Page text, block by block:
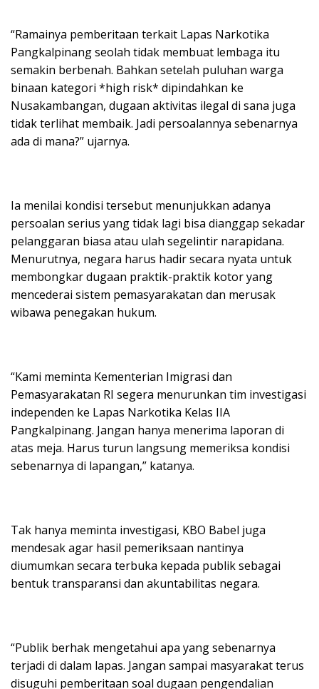
“Ramainya pemberitaan terkait Lapas Narkotika
Pangkalpinang seolah tidak membuat lembaga itu
semakin berbenah. Bahkan setelah puluhan warga
binaan kategori *high risk* dipindahkan ke
Nusakambangan, dugaan aktivitas ilegal di sana juga
tidak terlihat membaik. Jadi persoalannya sebenarnya
ada di mana?” ujarnya.
Ia menilai kondisi tersebut menunjukkan adanya
persoalan serius yang tidak lagi bisa dianggap sekadar
pelanggaran biasa atau ulah segelintir narapidana.
Menurutnya, negara harus hadir secara nyata untuk
membongkar dugaan praktik-praktik kotor yang
mencederai sistem pemasyarakatan dan merusak
wibawa penegakan hukum.
“Kami meminta Kementerian Imigrasi dan
Pemasyarakatan RI segera menurunkan tim investigasi
independen ke Lapas Narkotika Kelas IIA
Pangkalpinang. Jangan hanya menerima laporan di
atas meja. Harus turun langsung memeriksa kondisi
sebenarnya di lapangan,” katanya.
Tak hanya meminta investigasi, KBO Babel juga
mendesak agar hasil pemeriksaan nantinya
diumumkan secara terbuka kepada publik sebagai
bentuk transparansi dan akuntabilitas negara.
“Publik berhak mengetahui apa yang sebenarnya
terjadi di dalam lapas. Jangan sampai masyarakat terus
disuguhi pemberitaan soal dugaan pengendalian